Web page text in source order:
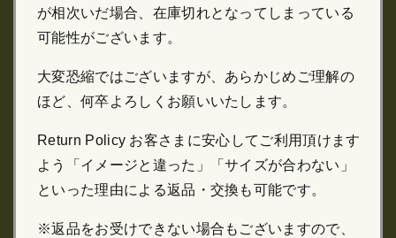
が相次いだ場合、在庫切れとなってしまっている
可能性がございます。
大変恐縮ではございますが、あらかじめご理解の
ほど、何卒よろしくお願いいたします。
Return Policy お客さまに安心してご利用頂けます
よう「イメージと違った」「サイズが合わない」
といった理由による返品・交換も可能です。
※返品をお受けできない場合もございますので、